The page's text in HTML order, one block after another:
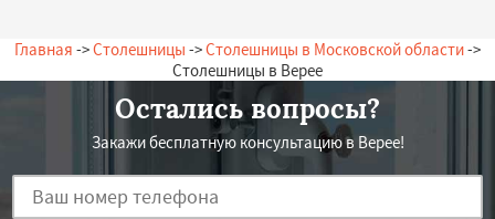
Главная ->Столешницы ->Столешницы в Московской области->
Столешницы в Верее
Остались вопросы?
Закажи бесплатную консультацию в Верее!